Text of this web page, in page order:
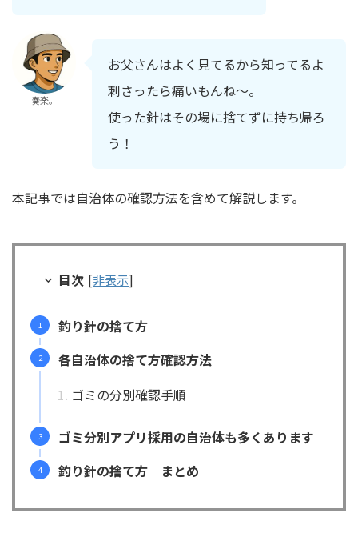
奏楽。
お父さんはよく見てるから知ってるよ
刺さったら痛いもんね～。
使った針はその場に捨てずに持ち帰ろ
う！
本記事では自治体の確認方法を含めて解説します。
目次 [非表示]
釣り針の捨て方
各自治体の捨て方確認方法
ゴミの分別確認手順
ゴミ分別アプリ採用の自治体も多くあります
釣り針の捨て方 まとめ